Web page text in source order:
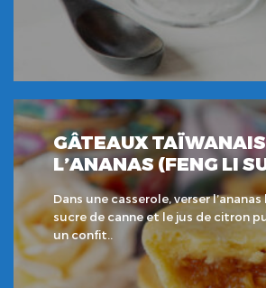
GÂTEAUX
L’ANANAS (FENG LI
Dans une casserole, verser l’ananas
sucre de canne et le jus de citron
un confit..